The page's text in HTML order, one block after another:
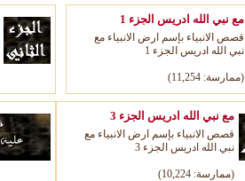
مع نبي الله ادريس الجزء 1
قصص الانبياء بإسم ارض الانبياء مع
نبي الله ادريس الجزء 1
(ممارسة: 11,254)
مع نبي الله ادريس الجزء 3
قصص الانبياء بإسم ارض الانبياء مع
نبي الله ادريس الجزء 3
(ممارسة: 10,224)